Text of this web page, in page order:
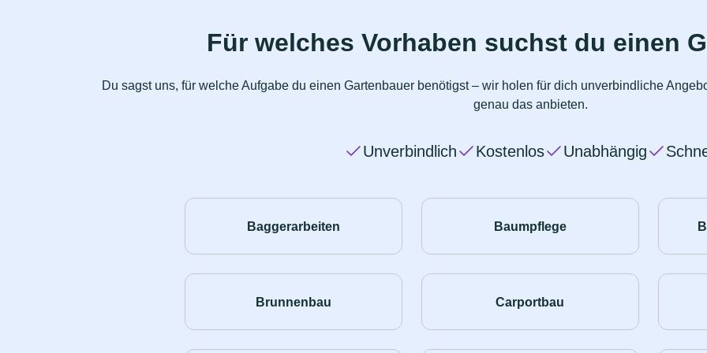
Für welches Vorhaben suchst du einen
Du sagst uns, für welche Aufgabe du einen Gartenbauer benötigst – wir holen für dich unverbindliche
genau das anbieten.
Unverbindlich Kostenlos Unabhängig
Baggerarbeiten Baumpflege
Brunnenbau Carportbau